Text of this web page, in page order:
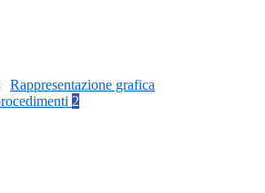
Rappresentazione grafica
2